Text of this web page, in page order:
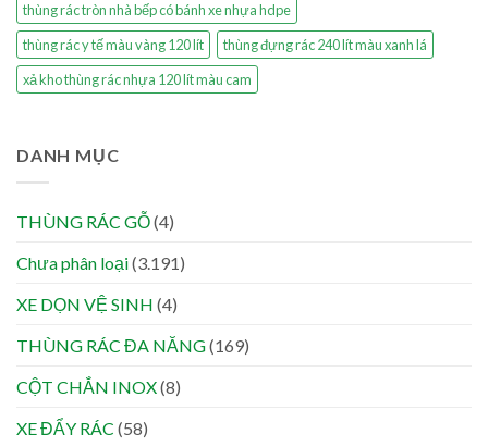
thùng rác tròn nhà bếp có bánh xe nhựa hdpe
thùng rác y tế màu vàng 120 lít
thùng đựng rác 240 lít màu xanh lá
xả kho thùng rác nhựa 120 lít màu cam
DANH MỤC
THÙNG RÁC GỖ(4)
Chưa phân loại(3.191)
XE DỌN VỆ SINH (4)
THÙNG RÁC ĐA NĂNG(169)
CỘT CHẮN INOX(8)
XE ĐẨY RÁC (58)